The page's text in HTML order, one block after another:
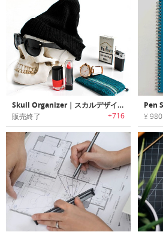
Skull Organizer｜スカルデザイン収納ケース「スカルオーガナイザー」
販売終了 +716 ¥ 980